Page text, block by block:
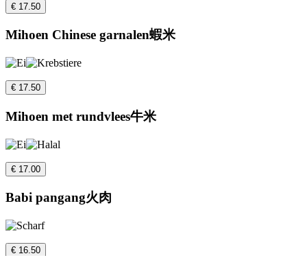
€ 17.50
Mihoen Chinese garnalen蝦米
€ 17.50
Mihoen met rundvlees牛米
€ 17.00
Babi pangang火肉
€ 16.50